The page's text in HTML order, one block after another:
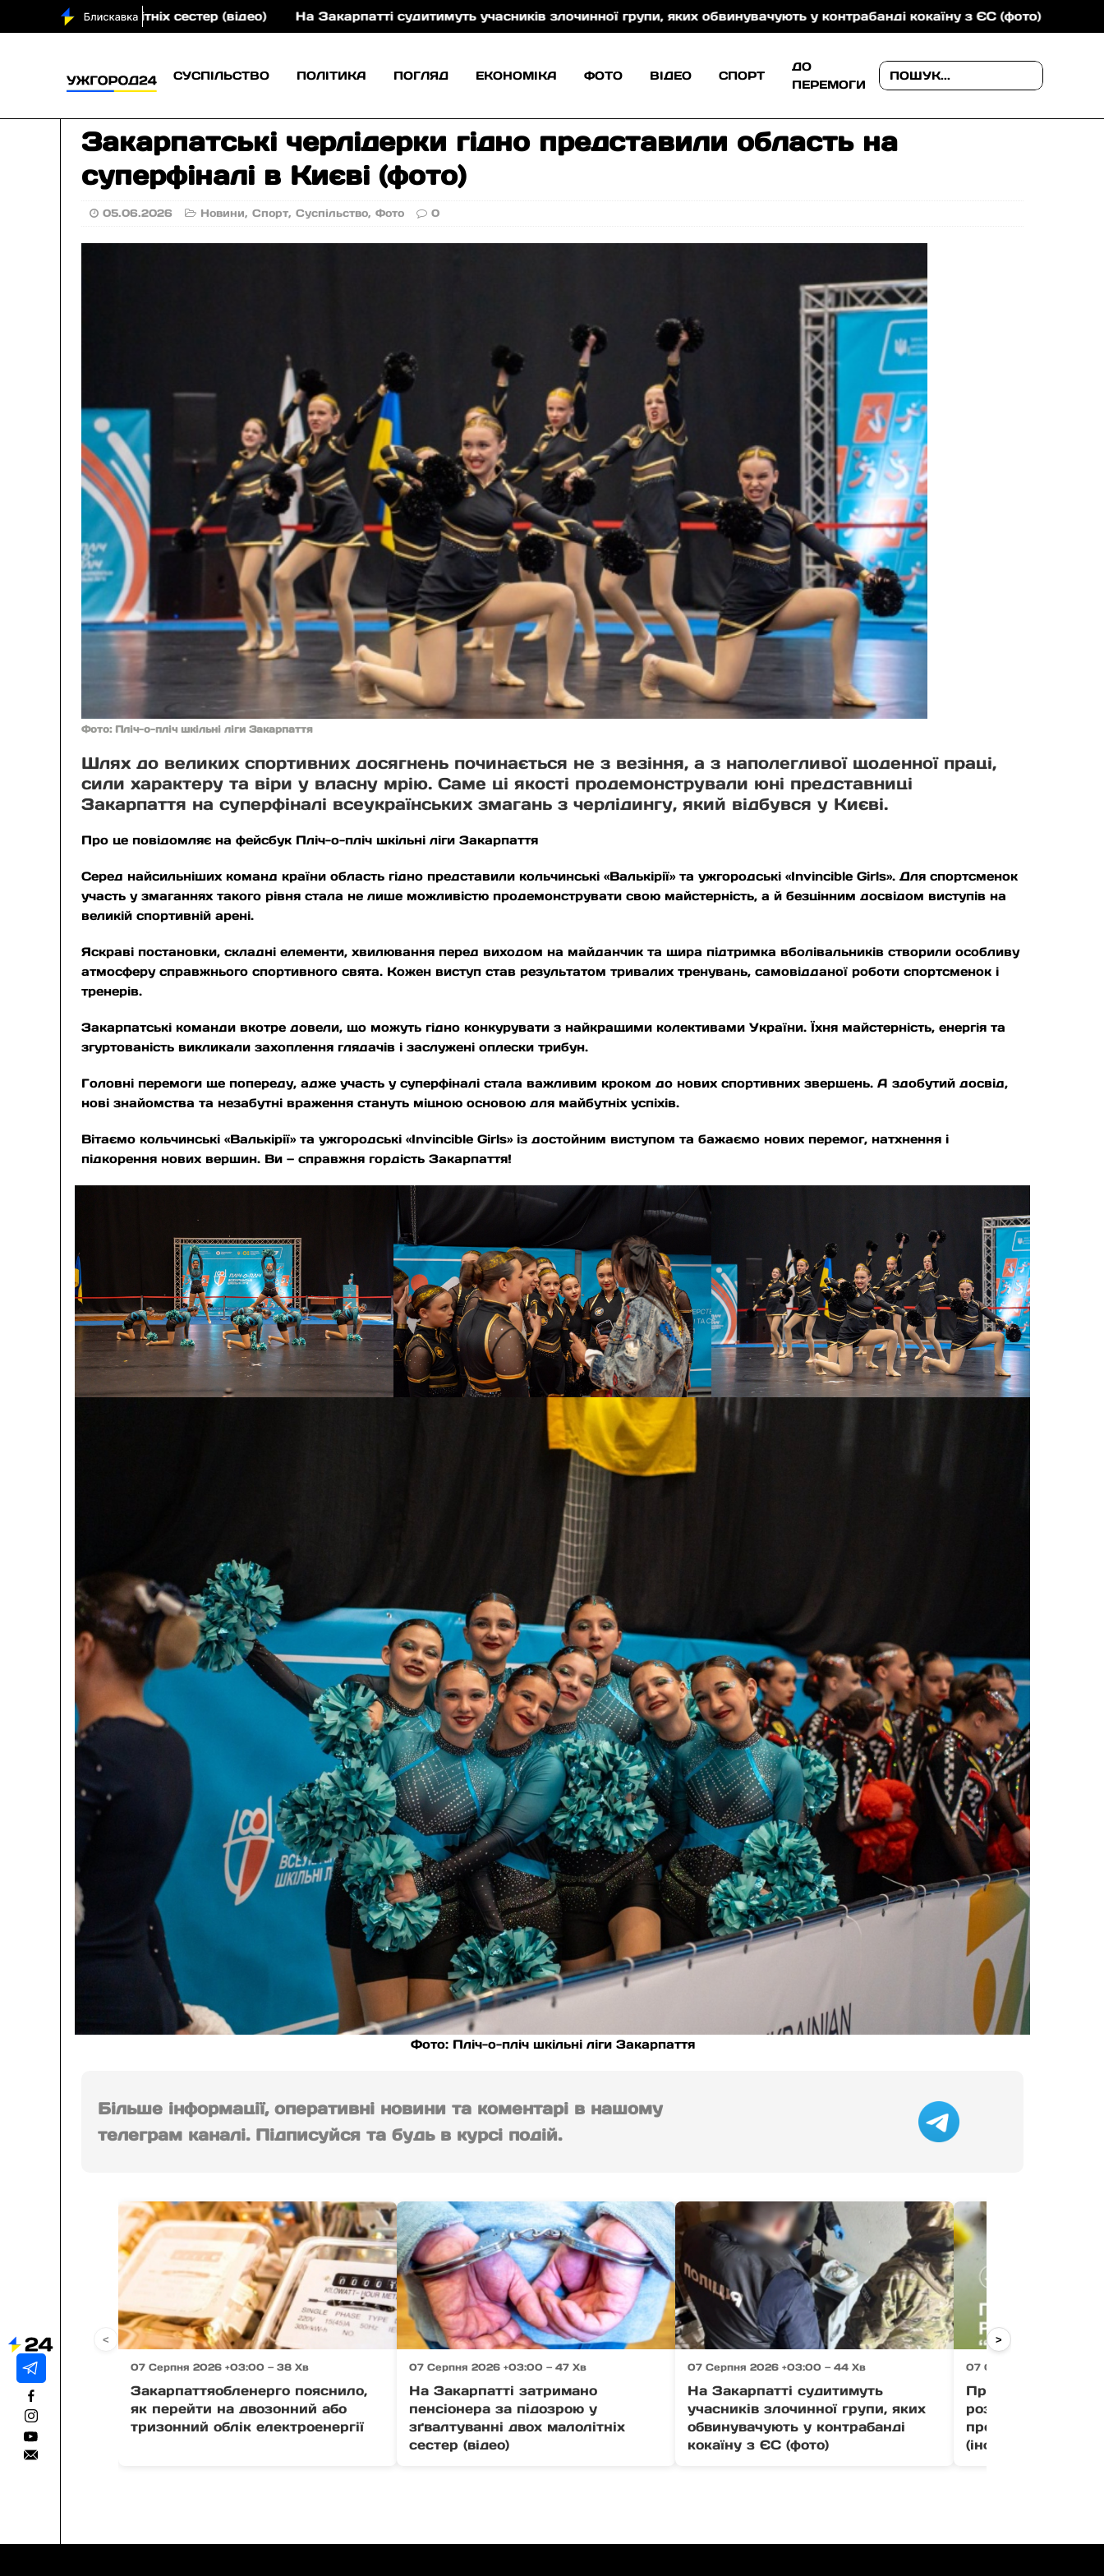
сестер (відео) На Закарпатті судитимуть учасників злочинної групи, яких обвинувачують у контрабанді кокаїну з ЄС (фото) Програму «Доступні
СУСПІЛЬСТВО ПОЛІТИКА ПОГЛЯД ЕКОНОМІКА ФОТО ВІДЕО СПОРТ
ДО
ПЕРЕМОГИ
Закарпатські черлідерки гідно представили область на
суперфіналі в Києві (фото)
05.06.2026 Новини,Спорт,Суспільство,Фото 0
Фото: Пліч-о-пліч шкільні ліги Закарпаття
Шлях до великих спортивних досягнень починається не з везіння, а з наполегливої щоденної праці,
сили характеру та віри у власну мрію. Саме ці якості продемонстрували юні представниці
Закарпаття на суперфіналі всеукраїнських змагань з черлідингу, який відбувся у Києві.
Про це повідомляє на фейсбук Пліч-о-пліч шкільні ліги Закарпаття
Серед найсильніших команд країни область гідно представили кольчинські «Валькірії» та ужгородські «Invincible Girls». Для спортсменок
участь у змаганнях такого рівня стала не лише можливістю продемонструвати свою майстерність, а й безцінним досвідом виступів на
великій спортивній арені.
Яскраві постановки, складні елементи, хвилювання перед виходом на майданчик та щира підтримка вболівальників створили особливу
атмосферу справжнього спортивного свята. Кожен виступ став результатом тривалих тренувань, самовідданої роботи спортсменок і
тренерів.
Закарпатські команди вкотре довели, що можуть гідно конкурувати з найкращими колективами України. Їхня майстерність, енергія та
згуртованість викликали захоплення глядачів і заслужені оплески трибун.
Головні перемоги ще попереду, адже участь у суперфіналі стала важливим кроком до нових спортивних звершень. А здобутий досвід,
нові знайомства та незабутні враження стануть міцною основою для майбутніх успіхів.
Вітаємо кольчинські «Валькірії» та ужгородські «Invincible Girls» із достойним виступом та бажаємо нових перемог, натхнення і
підкорення нових вершин. Ви — справжня гордість Закарпаття!
Фото: Пліч-о-пліч шкільні ліги Закарпаття
Більше інформації, оперативні новини та коментарі в нашому
телеграм каналі. Підписуйся та будь в курсі подій.
07 Серпня 2026 +03:00 — 38 Хв
Закарпаттяобленерго пояснило,
як перейти на двозонний або
тризонний облік електроенергії
07 Серпня 2026 +03:00 — 47 Хв
На Закарпатті затримано
пенсіонера за підозрою у
зґвалтуванні двох малолітніх
сестер (відео)
07 Серпня 2026 +03:00 — 44 Хв
На Закарпатті судитимуть
учасників злочинної групи, яких
обвинувачують у контрабанді
кокаїну з ЄС (фото)
07 Серпня 2026 +03:00
Програму
розширили: як
препарати
(інфографіка)
< >